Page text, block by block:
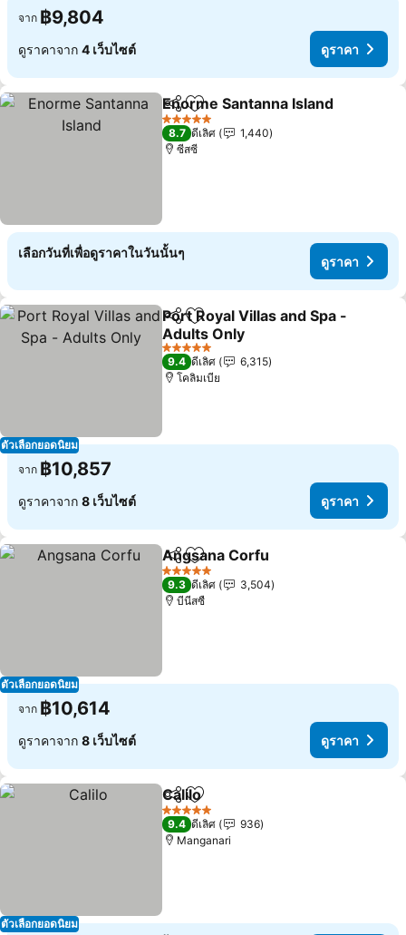
จาก ฿9,804
ดูราคาจาก 4 เว็บไซต์ ดูราคา
แชร์ เพิ่มในรายการโปรด
Enorme Santanna Island
5 ดาว
8.7 ดีเลิศ
1,440
ซีสซี
เลือกวันที่เพื่อดูราคาในวันนั้นๆ
ดูราคา
ตัวเลือกยอดนิยม
แชร์ เพิ่มในรายการโปรด
Port Royal Villas and Spa -
Adults Only
ดูราคา
5 ดาว
9.4 ดีเลิศ
6,315
โคลิมเบีย
จาก ฿10,857
ดูราคาจาก 8 เว็บไซต์ ดูราคา
ตัวเลือกยอดนิยม
แชร์ เพิ่มในรายการโปรด
Angsana Corfu
5 ดาว
9.3 ดีเลิศ
3,504
บีนีสซื
จาก ฿10,614
ดูราคาจาก 8 เว็บไซต์ ดูราคา
ตัวเลือกยอดนิยม
แชร์ เพิ่มในรายการโปรด
Calilo
5 ดาว
9.4 ดีเลิศ
936
Manganari